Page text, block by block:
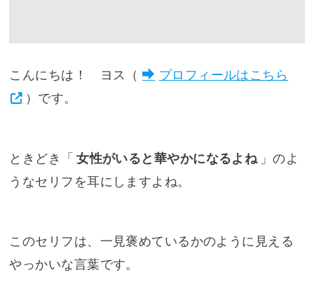
こんにちは！ ヨス（
プロフィールはこちら
）です。
ときどき「 女性がいると華やかになるよね 」のよ
うなセリフを耳にしますよね。
このセリフは、一見褒めているかのように見える
やっかいな言葉です。